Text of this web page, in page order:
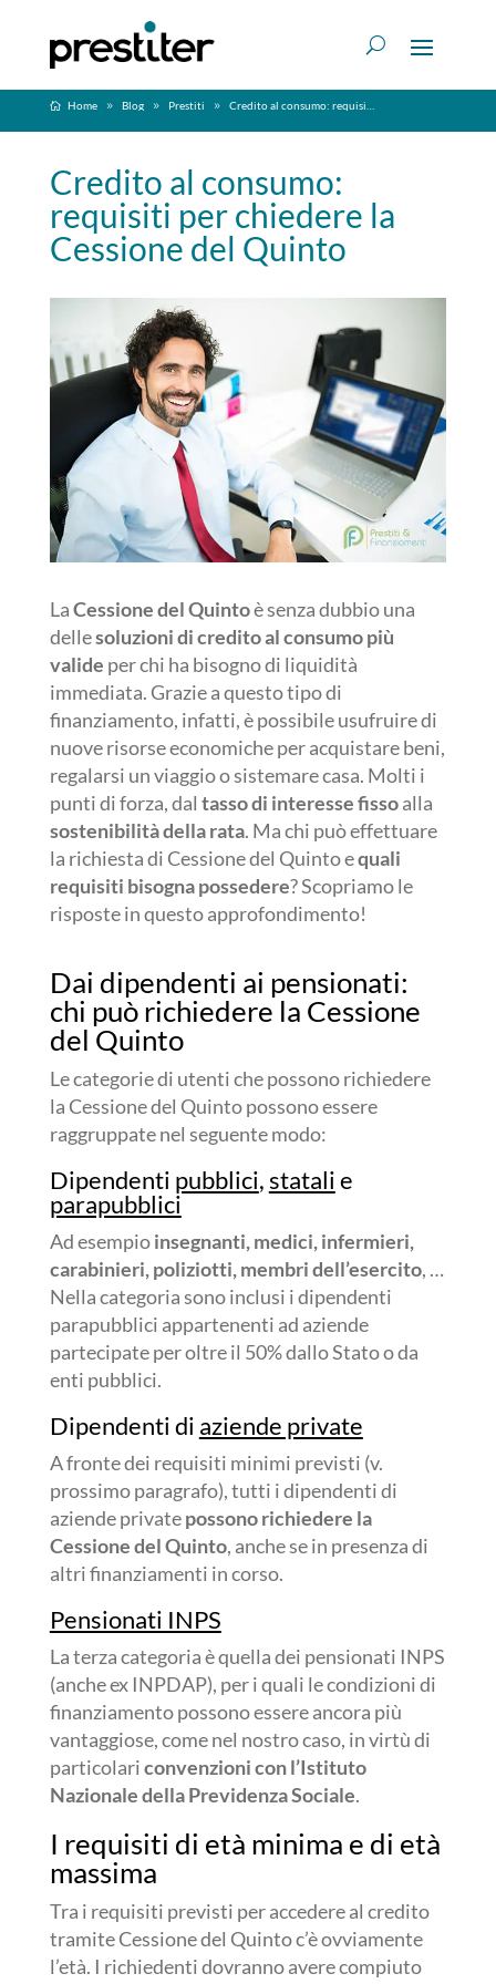
Home Blog Prestiti Credito al consumo: requisiti per chiedere la Cessione del Quinto
Credito al consumo:
requisiti per chiedere la
Cessione del Quinto
LaCessione del Quintoè senza dubbio una
dellesoluzioni di credito al consumo più
valide per chi ha bisogno di liquidità
immediata. Grazie a questo tipo di
finanziamento, infatti, è possibile usufruire di
nuove risorse economiche per acquistare beni,
regalarsi un viaggio o sistemare casa. Molti i
punti di forza, dal tasso di interesse fissoalla
sostenibilità della rata. Ma chi può effettuare
la richiesta di Cessione del Quinto equali
requisiti bisogna possedere? Scopriamo le
risposte in questo approfondimento!
Dai dipendenti ai pensionati:
chi può richiedere la Cessione
del Quinto
Le categorie di utenti che possono richiedere
la Cessione del Quinto possono essere
raggruppate nel seguente modo:
Dipendenti pubblici,statalie
parapubblici
Ad esempioinsegnanti, medici, infermieri,
carabinieri, poliziotti, membri dell’esercito, …
Nella categoria sono inclusi i dipendenti
parapubblici appartenenti ad aziende
partecipate per oltre il 50% dallo Stato o da
enti pubblici.
Dipendenti di aziende private
A fronte dei requisiti minimi previsti (v.
prossimo paragrafo), tutti i dipendenti di
aziende privatepossono richiedere la
Cessione del Quinto, anche se in presenza di
altri finanziamenti in corso.
Pensionati INPS
La terza categoria è quella dei pensionati INPS
(anche ex INPDAP), per i quali le condizioni di
finanziamento possono essere ancora più
vantaggiose, come nel nostro caso, in virtù di
particolariconvenzioni con l’Istituto
Nazionale della Previdenza Sociale.
I requisiti di età minima e di età
massima
Tra i requisiti previsti per accedere al credito
tramite Cessione del Quinto c’è ovviamente
l’età. I richiedenti dovranno avere compiuto